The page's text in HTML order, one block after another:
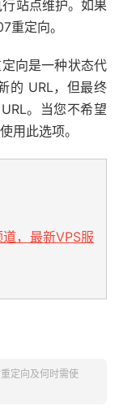
站点维护。如果
重定向。
向是一种状态代
的 URL，但最终
。当您不希望
用此选项。
，最新VPS服
定向及何时需使